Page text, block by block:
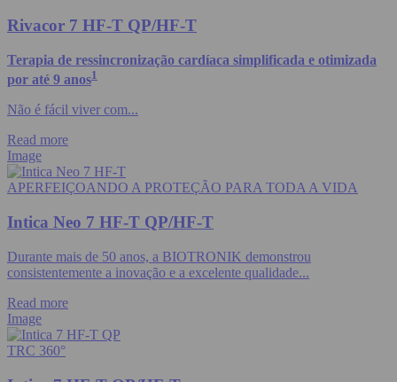
Rivacor 7 HF-T QP/HF-T
Terapia de ressincronização cardíaca simplificada e otimizada
por até 9 anos1
Não é fácil viver com...
Read more
Image
APERFEIÇOANDO A PROTEÇÃO PARA TODA A VIDA
Intica Neo 7 HF-T QP/HF-T
Durante mais de 50 anos, a BIOTRONIK demonstrou
consistentemente a inovação e a excelente qualidade...
Read more
Image
TRC 360°